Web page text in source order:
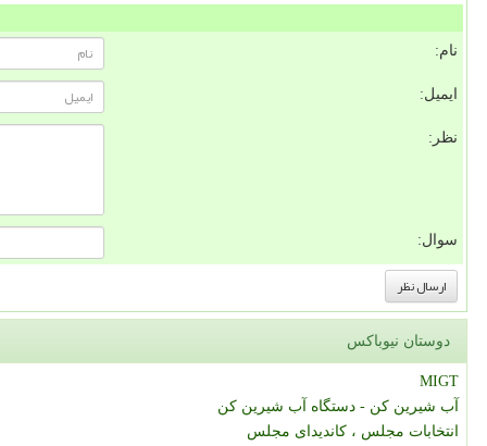
نام:
ایمیل:
نظر:
سوال:
دوستان نیوباکس
MIGT
آب شیرین کن - دستگاه آب شیرین کن
انتخابات مجلس ، کاندیدای مجلس